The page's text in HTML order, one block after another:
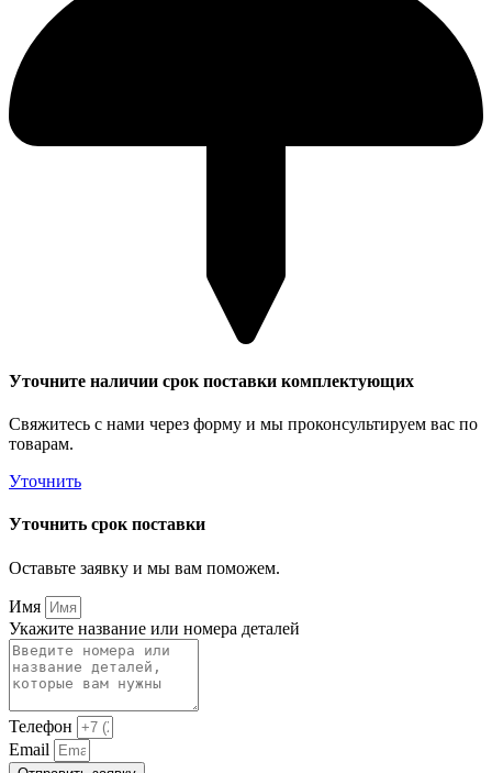
Уточните наличии срок поставки комплектующих
Свяжитесь с нами через форму и мы проконсультируем вас по
товарам.
Уточнить
Уточнить срок поставки
Оставьте заявку и мы вам поможем.
Имя
Укажите название или номера деталей
Телефон
Email